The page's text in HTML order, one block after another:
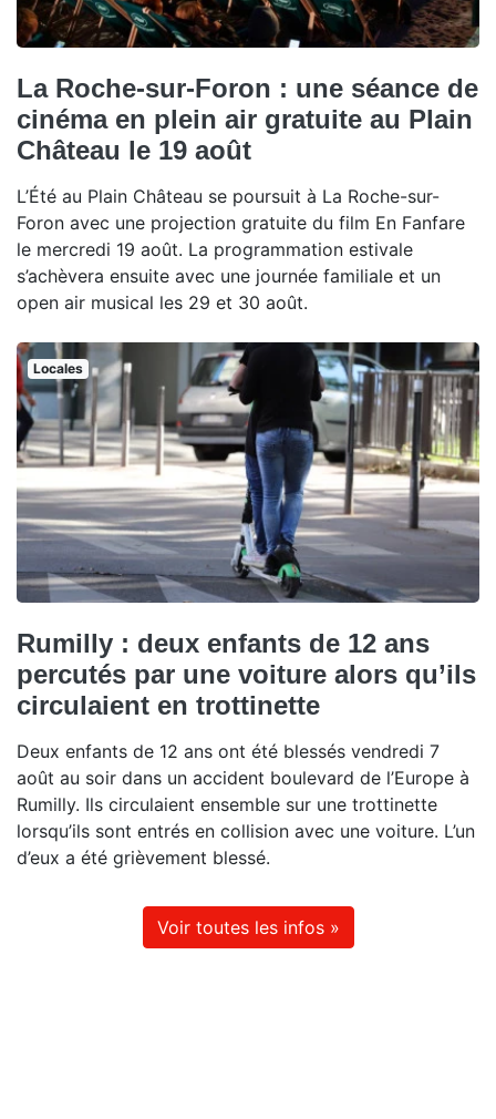
La Roche-sur-Foron : une séance de
cinéma en plein air gratuite au Plain
Château le 19 août
L’Été au Plain Château se poursuit à La Roche-sur-
Foron avec une projection gratuite du film En Fanfare
le mercredi 19 août. La programmation estivale
s’achèvera ensuite avec une journée familiale et un
open air musical les 29 et 30 août.
Locales
Rumilly : deux enfants de 12 ans
percutés par une voiture alors qu’ils
circulaient en trottinette
Deux enfants de 12 ans ont été blessés vendredi 7
août au soir dans un accident boulevard de l’Europe à
Rumilly. Ils circulaient ensemble sur une trottinette
lorsqu’ils sont entrés en collision avec une voiture. L’un
d’eux a été grièvement blessé.
Voir toutes les infos »